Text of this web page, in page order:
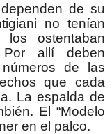
de su
no tenían
los ostentaban
allí deben
de las
que cada
La espalda de
El “Modelo
en el palco.